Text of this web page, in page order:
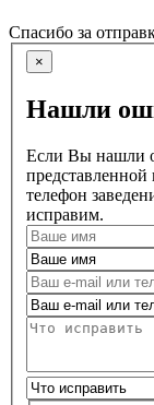
Спасибо за
×
Нашли
Если Вы нашли
телефон
исправим.